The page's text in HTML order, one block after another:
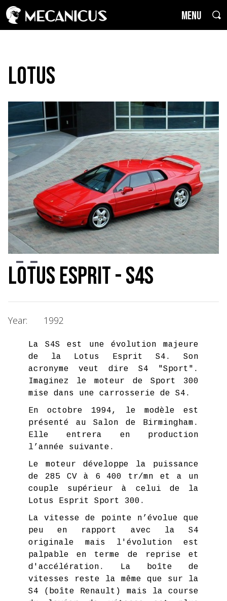
MENU
Lotus
Lotus Esprit - S4s
Year: 1992
La S4S est une évolution majeure
de la Lotus Esprit S4. Son
acronyme veut dire S4 "Sport".
Imaginez le moteur de Sport 300
mise dans une carrosserie de S4.
En octobre 1994, le modèle est
présenté au Salon de Birmingham.
Elle entrera en production
l’année suivante.
Le moteur développe la puissance
de 285 CV à 6 400 tr/mn et a un
couple supérieur à celui de la
Lotus Esprit Sport 300.
La vitesse de pointe n’évolue que
peu en rapport avec la S4
originale mais l'évolution est
palpable en terme de reprise et
d'accélération. La boîte de
vitesses reste la même que sur la
S4 (boîte Renault) mais la course